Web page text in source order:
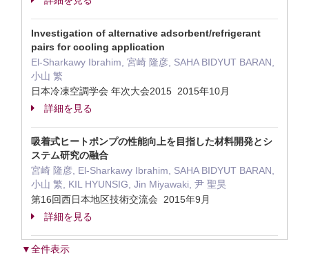
Investigation of alternative adsorbent/refrigerant
pairs for cooling application
El-Sharkawy Ibrahim, 宮崎 隆彦, SAHA BIDYUT BARAN,
小山 繁
日本冷凍空調学会 年次大会2015 2015年10月
詳細を見る
吸着式ヒートポンプの性能向上を目指した材料開発とシ
ステム研究の融合
宮崎 隆彦, El-Sharkawy Ibrahim, SAHA BIDYUT BARAN,
小山 繁, KIL HYUNSIG, Jin Miyawaki, 尹 聖昊
第16回西日本地区技術交流会 2015年9月
詳細を見る
▼全件表示